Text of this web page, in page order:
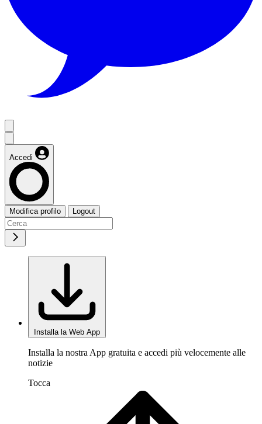
Accedi
Modifica profilo Logout
Installa la Web App
Installa la nostra App gratuita e accedi più velocemente alle
notizie
Tocca